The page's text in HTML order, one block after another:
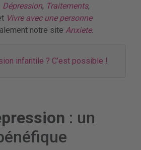
Dépression, Traitements,
Vivre avec une personne
notre site Anxiete.
infantile ? C’est possible !
: un